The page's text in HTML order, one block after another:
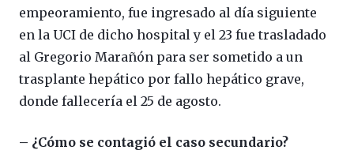
empeoramiento, fue ingresado al día siguiente
en la UCI de dicho hospital y el 23 fue trasladado
al Gregorio Marañón para ser sometido a un
trasplante hepático por fallo hepático grave,
donde fallecería el 25 de agosto.
– ¿Cómo se contagió el caso secundario?